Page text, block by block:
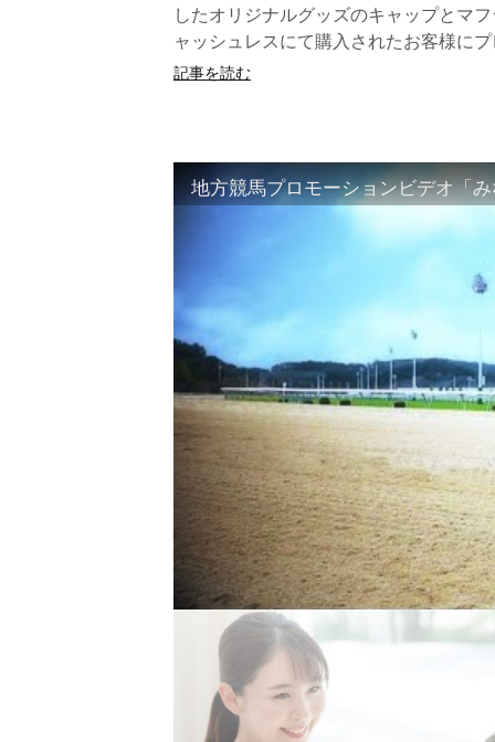
したオリジナルグッズのキャップとマ
ャッシュレスにて購入されたお客様に
記事を読む
地方競馬プロモーションビデオ「